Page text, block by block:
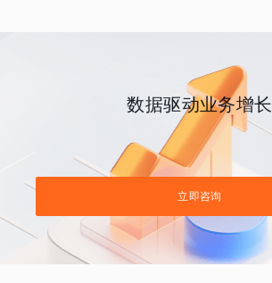
数据驱动业务增长
立即咨询